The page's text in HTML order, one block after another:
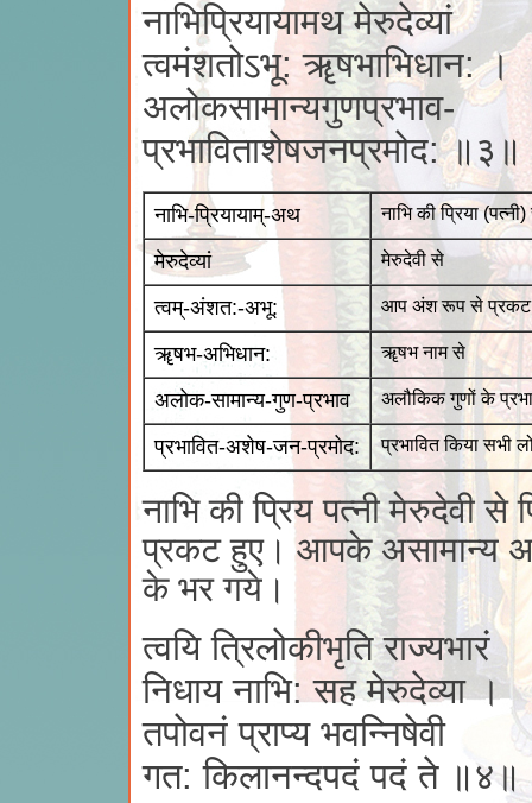
नाभिप्रियायामथ मेरुदेव्यां
त्वमंशतोऽभू: ॠषभाभिधान: ।
अलोकसामान्यगुणप्रभाव-
प्रभाविताशेषजनप्रमोद: ॥३॥
नाभि-प्रियायाम्-अथ नाभि की प्रिया
मेरुदेव्यां मेरुदेवी से
त्वम्-अंशत:-अभू: आप अंश रूप से प्रकट
ॠषभ-अभिधान: ॠषभ नाम से
अलोक-सामान्य-गुण-प्रभाव अलौकिक गुणों के
प्रभावित-अशेष-जन-प्रमोद: प्रभावित किया सभी
नाभि की प्रिय पत्नी
प्रकट हुए। आपके असामान्य
के भर गये।
त्वयि त्रिलोकीभृति राज्यभारं
निधाय नाभि: सह मेरुदेव्या ।
तपोवनं प्राप्य भवन्निषेवी
गत: किलानन्दपदं पदं ते ॥४॥